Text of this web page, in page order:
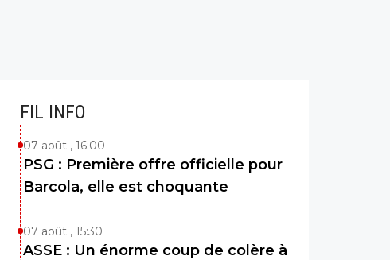
FIL INFO
07 août , 16:00
PSG : Première offre officielle pour
Barcola, elle est choquante
07 août , 15:30
ASSE : Un énorme coup de colère à